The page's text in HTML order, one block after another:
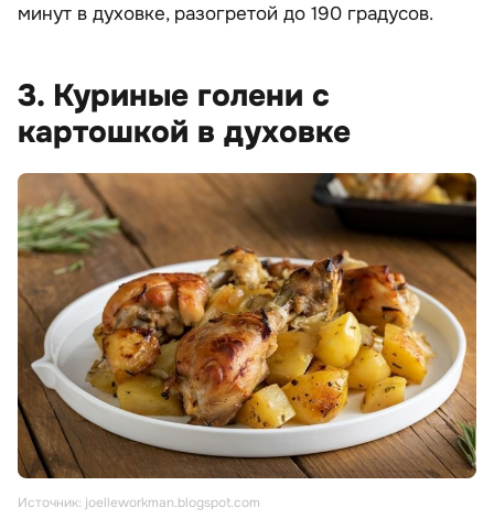
минут в духовке, разогретой до 190 градусов.
3. Куриные голени с
картошкой в духовке
Источник: joelleworkman.blogspot.com